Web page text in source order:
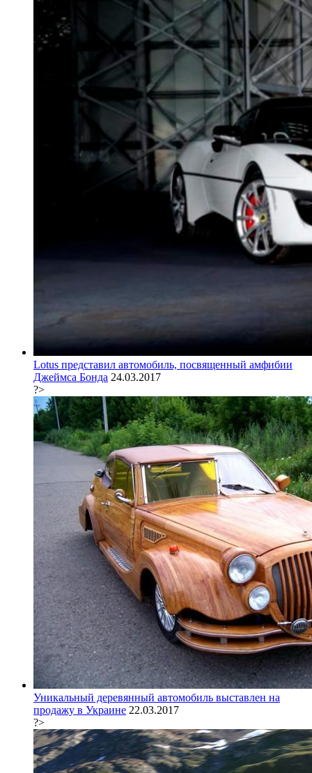
Lotus представил автомобиль, посвященный амфибии
Джеймса Бонда 24.03.2017
?>
Уникальный деревянный автомобиль выставлен на
продажу в Украине 22.03.2017
?>